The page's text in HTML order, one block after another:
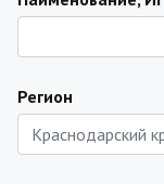
Регион